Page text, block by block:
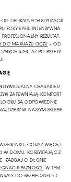
DELIKATNYCH STYLIZACJI
FOXY EYES. INTENSYWNA
REZULTAT.
DO MAKIJAŻU OCZU – OD
RZĘS, AŻ PO PALETY
CHARAKTER.
ZAPEWNIAJĄ KOMFORT
SĄ ODPOWIEDNIE
W NASZYM SKLEPIE
CORAZ WIĘCEJ
W DOMU, KORZYSTAJĄC Z
ZADBAJ O DŁONIE
PAZNOKCI , W TYM
DO BEZPIECZNEGO